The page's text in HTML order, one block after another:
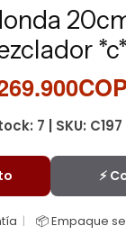
*c*
7 | SKU: C197
⚡
📦 Empaque